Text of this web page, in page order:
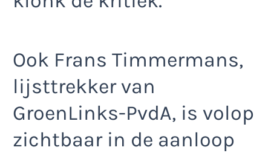
Ook Frans Timmermans,
lijsttrekker van
GroenLinks-PvdA, is volop
zichtbaar in de aanloop